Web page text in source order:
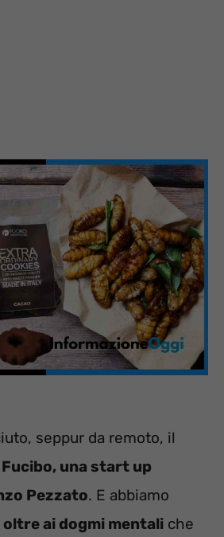
seppur da remoto, il
Fucibo, una start up
Pezzato. E abbiamo
oltre ai dogmi mentali che